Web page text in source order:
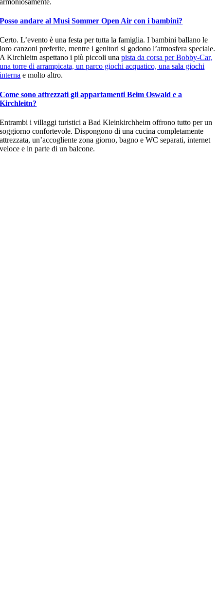
Posso andare al Musi Sommer Open Air con i bambini?
Certo. L’evento è una festa per tutta la famiglia. I bambini ballano le
loro canzoni preferite, mentre i genitori si godono l’atmosfera speciale.
A Kirchleitn aspettano i più piccoli unapista da corsa per Bobby-Car,
una torre di arrampicata, un parco giochi acquatico, una sala giochi
interna e molto altro.
Come sono attrezzati gli appartamenti Beim Oswald e a
Kirchleitn?
Entrambi i villaggi turistici a Bad Kleinkirchheim offrono tutto per un
soggiorno confortevole. Dispongono di una cucina completamente
attrezzata, un’accogliente zona giorno, bagno e WC separati, internet
veloce e in parte di un balcone.